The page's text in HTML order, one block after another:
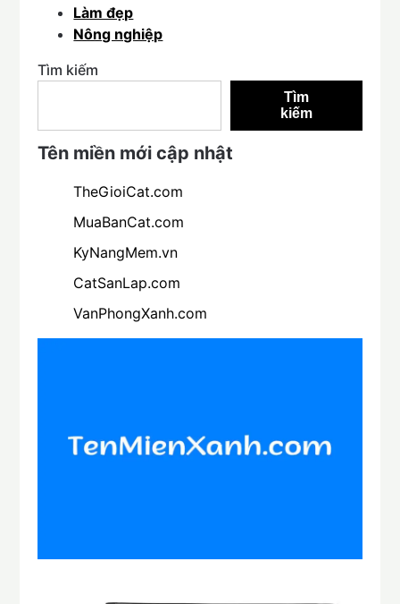
Làm đẹp
Nông nghiệp
Tìm kiếm
Tìm
kiếm
Tên miền mới cập nhật
TheGioiCat.com
MuaBanCat.com
KyNangMem.vn
CatSanLap.com
VanPhongXanh.com